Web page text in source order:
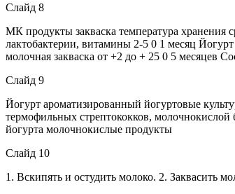
Слайд 8
МК продукты закваска температура хранения
лактобактерии, витамины 2-5 0 1 месяц
молочная закваска от +2 до + 25 0 5 месяцев
Слайд 9
Йогурт ароматизированный йогуртовые
термофильных стрептококков,
йогурта молочнокислые продукты
Слайд 10
1. Вскипять и остудить молоко. 2. Заквасить